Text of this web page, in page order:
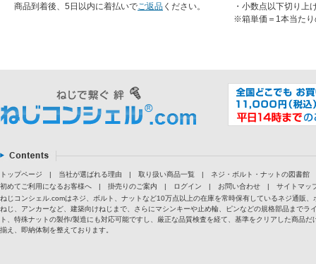
商品到着後、5日以内に着払いでご返品 ください。
・小数点以下切り上
※箱単価＝1本当たり
トップページ | 当社が選ばれる理由 | 取り扱い商品一覧 |
ネジ・ボルト・ナットの図書館
初めてご利用になるお客様へ
| 掛売りのご案内 | ログイン | お問い合わせ |
サイトマッ
ねじコンシェル.comはネジ、ボルト、ナットなど10万点以上の在庫を常時保有しているネジ通販
ねじ、アンカーなど、建築向けねじまで、さらにマシンキーや止め輪、ピンなどの規格部品まで
ト、特殊ナットの製作/製造にも対応可能ですし、厳正な品質検査を経て、基準をクリアした商品
揃え、即納体制を整えております。